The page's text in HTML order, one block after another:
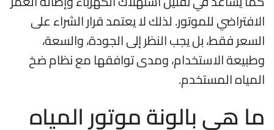
الافتراضي للموتور. لذلك لا يعتمد قرار الشراء على
السعر فقط، بل يجب النظر إلى الجودة، والسعة،
وطبيعة الاستخدام، ومدى توافقها مع نظام ضخ
المياه المستخدم.
ما هي بالونة موتور المياه